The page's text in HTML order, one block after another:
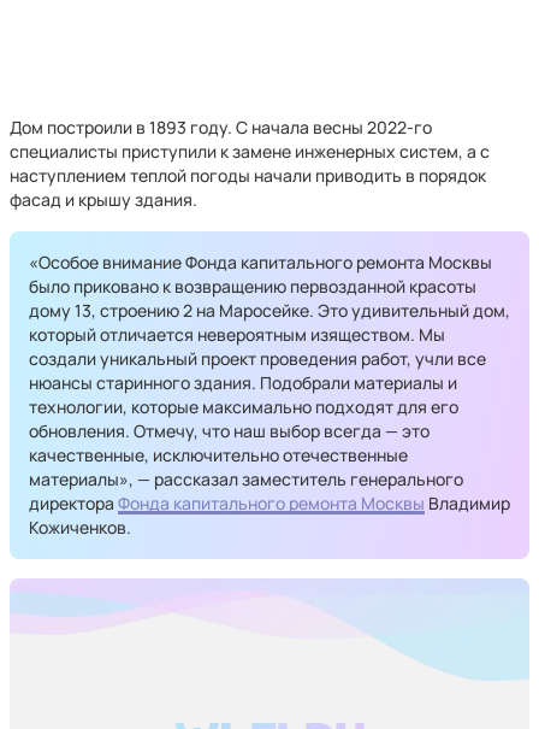
Дом построили в 1893 году. С начала весны 2022-го
специалисты приступили к замене инженерных систем, а с
наступлением теплой погоды начали приводить в порядок
фасад и крышу здания.
«Особое внимание Фонда капитального ремонта Москвы
было приковано к возвращению первозданной красоты
дому 13, строению 2 на Маросейке. Это удивительный дом,
который отличается невероятным изяществом. Мы
создали уникальный проект проведения работ, учли все
нюансы старинного здания. Подобрали материалы и
технологии, которые максимально подходят для его
обновления. Отмечу, что наш выбор всегда — это
качественные, исключительно отечественные
материалы», — рассказал заместитель генерального
директора Фонда капитального ремонта Москвы Владимир
Кожиченков.